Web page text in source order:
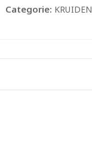
Categorie: KRUIDEN